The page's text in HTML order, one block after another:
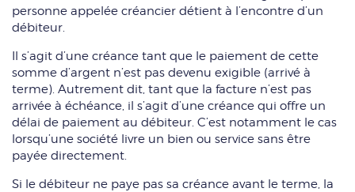
personne appelée créancier détient à l’encontre d’un
débiteur.
Il s’agit d’une créance tant que le paiement de cette
somme d’argent n’est pas devenu exigible (arrivé à
terme). Autrement dit, tant que la facture n’est pas
arrivée à échéance, il s’agit d’une créance qui offre un
délai de paiement au débiteur. C’est notamment le cas
lorsqu’une société livre un bien ou service sans être
payée directement.
Si le débiteur ne paye pas sa créance avant le terme, la